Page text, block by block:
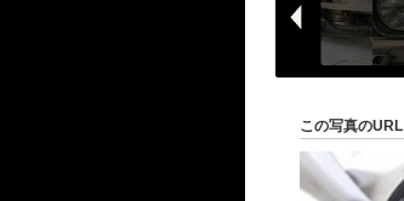
この写真のURL